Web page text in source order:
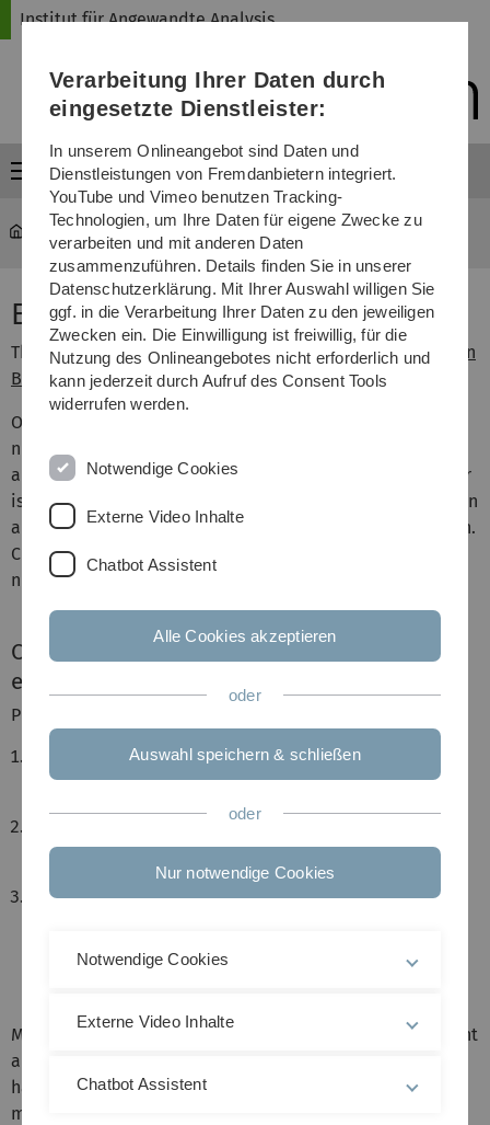
Direkt
Direkt
Direkt
(Sprache,
Drucken,
Media)
Direkt
Direkt
Institut für Angewandte Analysis
Menü
My Erdös number
Erdös number
This page was inspired by the corresponding one ofMartin
Bohner!
One defines by mathematical induction: The Erdös
number of famous Paul Erdös is 0. The Erdös number of
any other person X is n+1 if there is Y whose Erdös number
is n and X and Y have published a common paper, and if in
addition no co-author Y of X has Erdös number less than n.
Check that it is possible for a person to have no Erdös
number at all!
Claim: My Erdös number is less than or
equal to 3.
Proof:
Erdös, P. and Lorentz, G. G: On the probability that
$n$ and $g(n)$ are relatively prime, Acta Arith. 5
Jurkat, W. B. and Lorentz, G. G: Uniform
approximation by polynomials with positive
coefficients, Duke Math. J. 28 (1961) 463--473.
Balser, W., Jurkat, W. B., and Peyerimhoff, A: On
983--996.
My Erdös number is at least two, since I do not have a joint
article with Erdös. Very likely, it is equal to three, but I
have not verified this! It is surprising (or is it?) that very
many colleagues in Analysis have Erdös numbers that are
Verarbeitung Ihrer Daten durch
eingesetzte Dienstleister:
In unserem Onlineangebot sind Daten und
Dienstleistungen von Fremdanbietern integriert.
YouTube und Vimeo benutzen Tracking-
Technologien, um Ihre Daten für eigene Zwecke zu
verarbeiten und mit anderen Daten
zusammenzuführen. Details finden Sie in unserer
Datenschutzerklärung. Mit Ihrer Auswahl willigen Sie
ggf. in die Verarbeitung Ihrer Daten zu den jeweiligen
Zwecken ein. Die Einwilligung ist freiwillig, für die
Nutzung des Onlineangebotes nicht erforderlich und
kann jederzeit durch Aufruf des Consent Tools
widerrufen werden.
Notwendige Cookies
Externe Video Inhalte
Chatbot Assistent
Alle Cookies akzeptieren
oder
Auswahl speichern & schließen
oder
Nur notwendige Cookies
Notwendige Cookies
Externe Video Inhalte
Chatbot Assistent